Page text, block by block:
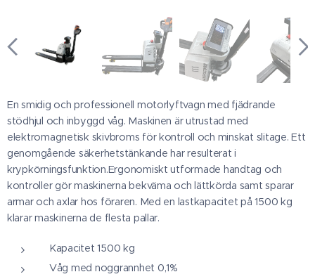
En smidig och professionell motorlyftvagn med fjädrande
stödhjul och inbyggd våg. Maskinen är utrustad med
elektromagnetisk skivbroms för kontroll och minskat slitage. Ett
genomgående säkerhetstänkande har resulterat i
krypkörningsfunktion.Ergonomiskt utformade handtag och
kontroller gör maskinerna bekväma och lättkörda samt sparar
armar och axlar hos föraren. Med en lastkapacitet på 1500 kg
klarar maskinerna de flesta pallar.
Kapacitet 1500 kg
Våg med noggrannhet 0,1%